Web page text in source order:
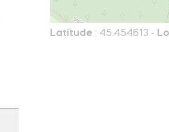
Latitude : 45.454613 -